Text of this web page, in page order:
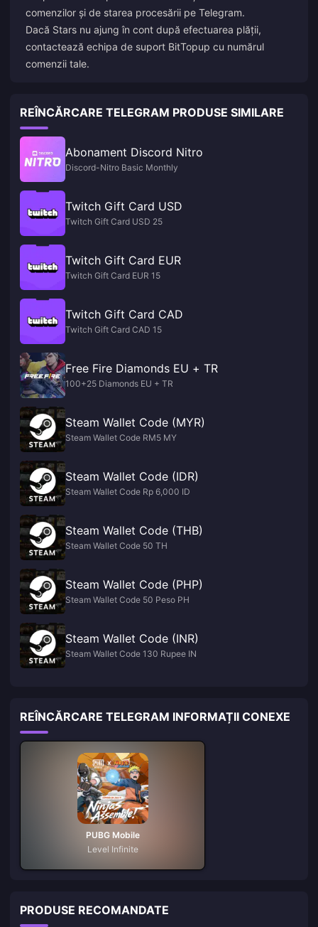
comenzilor și de starea procesării pe Telegram.
Dacă Stars nu ajung în cont după efectuarea plății,
contactează echipa de suport BitTopup cu numărul
comenzii tale.
REÎNCĂRCARE TELEGRAM PRODUSE SIMILARE
Abonament Discord Nitro
Discord-Nitro Basic Monthly
Twitch Gift Card USD
Twitch Gift Card USD 25
Twitch Gift Card EUR
Twitch Gift Card EUR 15
Twitch Gift Card CAD
Twitch Gift Card CAD 15
Free Fire Diamonds EU + TR
100+25 Diamonds EU + TR
Steam Wallet Code (MYR)
Steam Wallet Code RM5 MY
Steam Wallet Code (IDR)
Steam Wallet Code Rp 6,000 ID
Steam Wallet Code (THB)
Steam Wallet Code 50 TH
Steam Wallet Code (PHP)
Steam Wallet Code 50 Peso PH
Steam Wallet Code (INR)
Steam Wallet Code 130 Rupee IN
REÎNCĂRCARE TELEGRAM INFORMAȚII CONEXE
PUBG Mobile
Level Infinite
PRODUSE RECOMANDATE